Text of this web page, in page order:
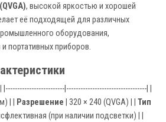
, высокой яркостью и хорошей
её подходящей для различных
оборудования,
портативных приборов.
| |-------------------------|----------------------------------| |
| | Разрешение | 320 × 240 (QVGA) | | Тип
(при наличии подсветки) | |